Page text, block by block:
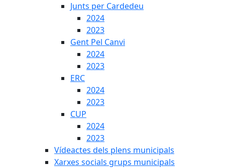
Junts per Cardedeu
2024
2023
Gent Pel Canvi
2024
2023
ERC
2024
2023
CUP
2024
2023
Vídeactes dels plens municipals
Xarxes socials grups municipals